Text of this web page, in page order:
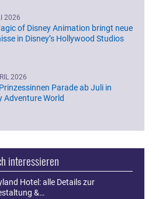
2026
of Disney Animation bringt neue
in Disney’s Hollywood Studios
2026
Parade ab Juli in
Adventure World
interessieren
Hotel: alle Details zur
&…